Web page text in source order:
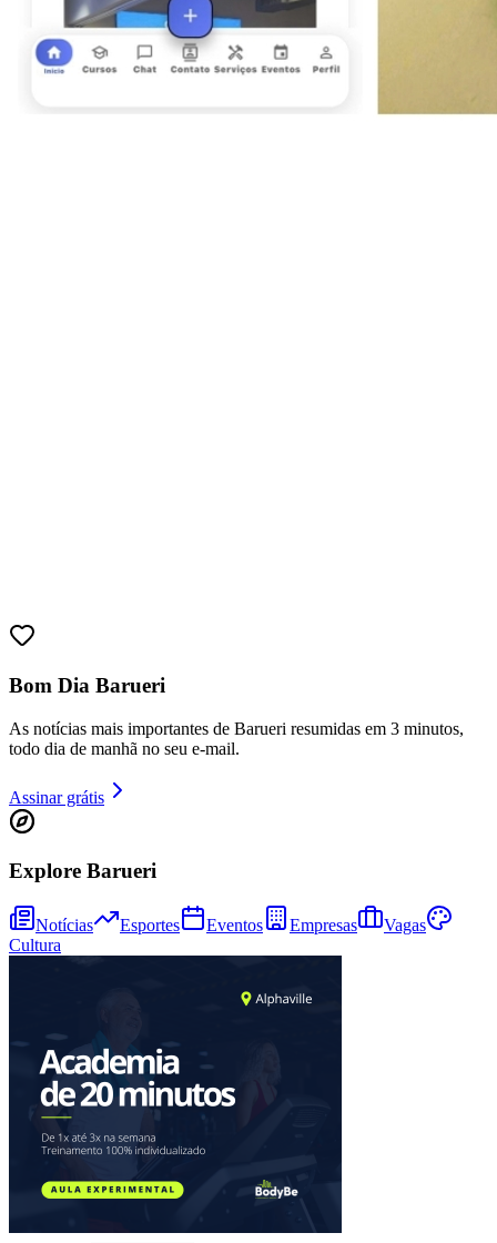
Juventude
Bom Dia Barueri
As notícias mais importantes de Barueri resumidas em 3 minutos,
todo dia de manhã no seu e-mail.
Assinar grátis
Explore Barueri
Notícias Esportes Eventos Empresas
Vagas
Cultura